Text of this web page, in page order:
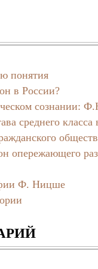
понятия
в России?
сознании:
среднего
опережающего
Ф. Ницше